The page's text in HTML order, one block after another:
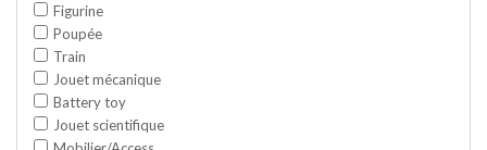
Figurine
Poupée
Train
Jouet mécanique
Battery toy
Jouet scientifique